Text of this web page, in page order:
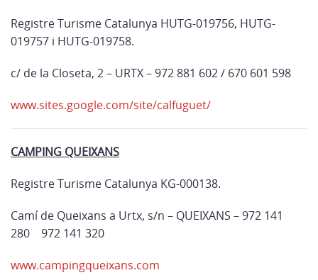
Registre Turisme Catalunya HUTG-019756, HUTG-
019757 i HUTG-019758.
c/ de la Closeta, 2 – URTX – 972 881 602 / 670 601 598
www.sites.google.com/site/calfuguet/
CAMPING QUEIXANS
Registre Turisme Catalunya KG-000138.
Camí de Queixans a Urtx, s/n – QUEIXANS – 972 141
280 972 141 320
www.campingqueixans.com